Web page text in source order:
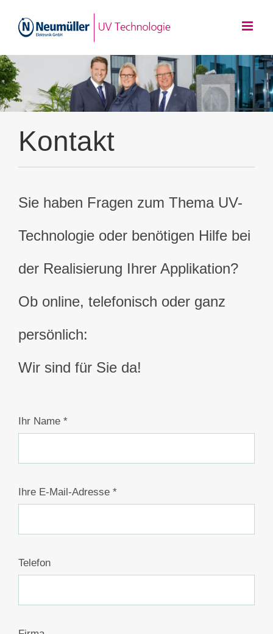
Inhalt
springen
Kontakt
Sie haben Fragen zum Thema UV-
Technologie oder benötigen Hilfe bei
der Realisierung Ihrer Applikation?
Ob online, telefonisch oder ganz
persönlich:
Wir sind für Sie da!
Ihr Name *
Ihre E-Mail-Adresse *
Telefon